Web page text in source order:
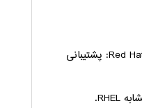
– Red Hat Enterprise Linux (RHEL): پشتیبانی